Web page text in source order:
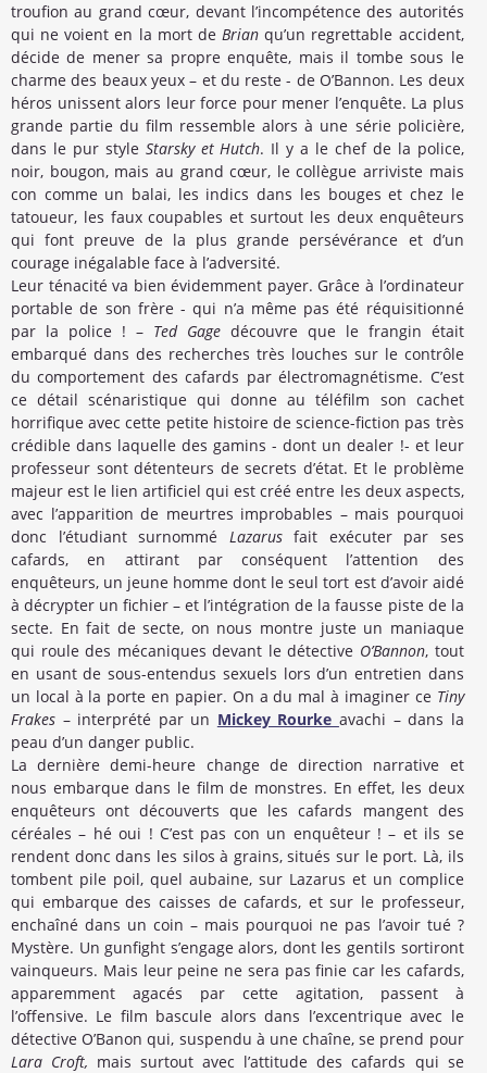
troufion au grand cœur, devant l’incompétence des autorités
qui ne voient en la mort deBrianqu’un regrettable accident,
décide de mener sa propre enquête, mais il tombe sous le
charme des beaux yeux – et du reste - de O’Bannon. Les deux
héros unissent alors leur force pour mener l’enquête. La plus
grande partie du film ressemble alors à une série policière,
dans le pur style Starsky et Hutch. Il y a le chef de la police,
noir, bougon, mais au grand cœur, le collègue arriviste mais
con comme un balai, les indics dans les bouges et chez le
tatoueur, les faux coupables et surtout les deux enquêteurs
qui font preuve de la plus grande persévérance et d’un
courage inégalable face à l’adversité.
Leur ténacité va bien évidemment payer. Grâce à l’ordinateur
portable de son frère - qui n’a même pas été réquisitionné
par la police ! – Ted Gage découvre que le frangin était
embarqué dans des recherches très louches sur le contrôle
du comportement des cafards par électromagnétisme. C’est
ce détail scénaristique qui donne au téléfilm son cachet
horrifique avec cette petite histoire de science-fiction pas très
crédible dans laquelle des gamins - dont un dealer !- et leur
professeur sont détenteurs de secrets d’état. Et le problème
majeur est le lien artificiel qui est créé entre les deux aspects,
avec l’apparition de meurtres improbables – mais pourquoi
donc l’étudiant surnommé Lazarusfait exécuter par ses
cafards, en attirant par conséquent l’attention des
enquêteurs, un jeune homme dont le seul tort est d’avoir aidé
à décrypter un fichier – et l’intégration de la fausse piste de la
secte. En fait de secte, on nous montre juste un maniaque
qui roule des mécaniques devant le détective O’Bannon, tout
en usant de sous-entendus sexuels lors d’un entretien dans
un local à la porte en papier. On a du mal à imaginer ce Tiny
Frakes – interprété par un Mickey Rourke avachi – dans la
peau d’un danger public.
La dernière demi-heure change de direction narrative et
nous embarque dans le film de monstres. En effet, les deux
enquêteurs ont découverts que les cafards mangent des
céréales – hé oui ! C’est pas con un enquêteur ! – et ils se
rendent donc dans les silos à grains, situés sur le port. Là, ils
tombent pile poil, quel aubaine, sur Lazarus et un complice
qui embarque des caisses de cafards, et sur le professeur,
enchaîné dans un coin – mais pourquoi ne pas l’avoir tué ?
Mystère. Un gunfight s’engage alors, dont les gentils sortiront
vainqueurs. Mais leur peine ne sera pas finie car les cafards,
apparemment agacés par cette agitation, passent à
l’offensive. Le film bascule alors dans l’excentrique avec le
détective O’Banon qui, suspendu à une chaîne, se prend pour
Lara Croft, mais surtout avec l’attitude des cafards qui se